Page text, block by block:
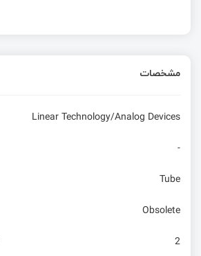
مشخصات
Linear Technology/Analog Devices
-
Tube
Obsolete
2